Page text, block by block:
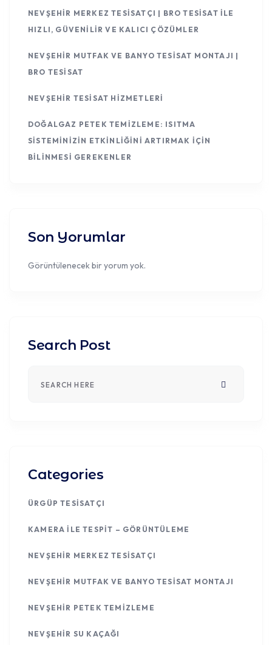
NEVŞEHIR MERKEZ TESISATÇI | BRO TESISAT ILE
HIZLI, GÜVENILIR VE KALICI ÇÖZÜMLER
NEVŞEHIR MUTFAK VE BANYO TESISAT MONTAJI |
BRO TESISAT
NEVŞEHIR TESISAT HIZMETLERI
DOĞALGAZ PETEK TEMIZLEME: ISITMA
SISTEMINIZIN ETKINLIĞINI ARTIRMAK İÇIN
BILINMESI GEREKENLER
Son Yorumlar
Görüntülenecek bir yorum yok.
Search Post
Categories
ÜRGÜP TESISATÇI
KAMERA ILE TESPIT – GÖRÜNTÜLEME
NEVŞEHIR MERKEZ TESISATÇI
NEVŞEHIR MUTFAK VE BANYO TESISAT MONTAJI
NEVŞEHIR PETEK TEMIZLEME
NEVŞEHIR SU KAÇAĞI